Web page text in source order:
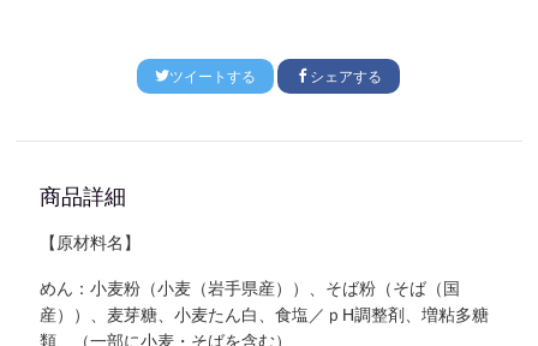
ツイートする シェアする
商品詳細
【原材料名】
めん：小麦粉（小麦（岩手県産））、そば粉（そば（国
産））、麦芽糖、小麦たん白、食塩／ｐH調整剤、増粘多糖
類、（一部に小麦・そばを含む）